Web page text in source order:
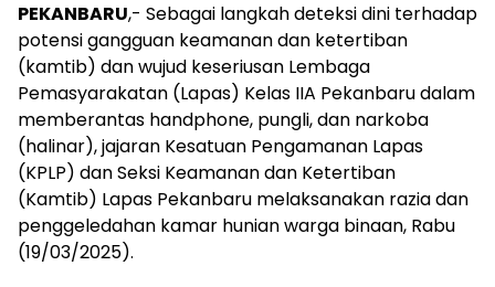
PEKANBARU,- Sebagai langkah deteksi dini terhadap
potensi gangguan keamanan dan ketertiban
(kamtib) dan wujud keseriusan Lembaga
Pemasyarakatan (Lapas) Kelas IIA Pekanbaru dalam
memberantas handphone, pungli, dan narkoba
(halinar), jajaran Kesatuan Pengamanan Lapas
(KPLP) dan Seksi Keamanan dan Ketertiban
(Kamtib) Lapas Pekanbaru melaksanakan razia dan
penggeledahan kamar hunian warga binaan, Rabu
(19/03/2025).